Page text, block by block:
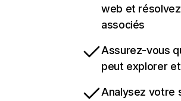
web et
associés
Assurez-vous
peut explorer
Analysez votre